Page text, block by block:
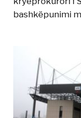
bashkëpunimi